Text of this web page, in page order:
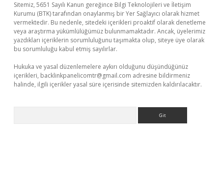
Sitemiz, 5651 Sayılı Kanun gereğince Bilgi Teknolojileri ve İletişim
Kurumu (BTK) tarafından onaylanmış bir Yer Sağlayıcı olarak hizmet
vermektedir. Bu nedenle, sitedeki içerikleri proaktif olarak denetleme
veya araştırma yükümlülüğümüz bulunmamaktadır. Ancak, üyelerimiz
yazdıkları içeriklerin sorumluluğunu taşımakta olup, siteye üye olarak
bu sorumluluğu kabul etmiş sayılırlar.
Hukuka ve yasal düzenlemelere aykırı olduğunu düşündüğünüz
içerikleri, backlinkpanelicomtr@gmail.com adresine bildirmeniz
halinde, ilgili içerikler yasal süre içerisinde sitemizden kaldırılacaktır.